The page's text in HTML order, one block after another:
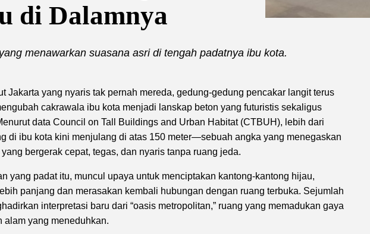
di Dalamnya
menawarkan suasana asri di tengah padatnya ibu kota.
Jakarta yang nyaris tak pernah mereda, gedung-gedung pencakar langit terus
cakrawala ibu kota menjadi lanskap beton yang futuristis sekaligus
data Council on Tall Buildings and Urban Habitat (CTBUH), lebih dari
di ibu kota kini menjulang di atas 150 meter—sebuah angka yang menegaskan
bergerak cepat, tegas, dan nyaris tanpa ruang jeda.
yang padat itu, muncul upaya untuk menciptakan kantong-kantong hijau,
panjang dan merasakan kembali hubungan dengan ruang terbuka. Sejumlah
interpretasi baru dari “oasis metropolitan,” ruang yang memadukan gaya
alam yang meneduhkan.